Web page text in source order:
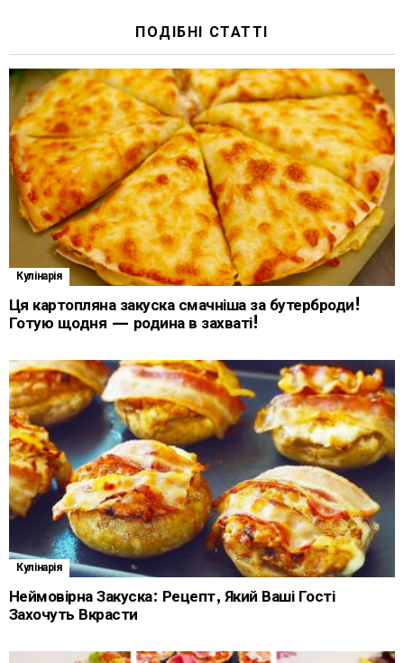
ПОДІБНІ СТАТТІ
Кулінарія
Ця картопляна закуска смачніша за бутерброди!
Готую щодня — родина в захваті!
Кулінарія
Неймовірна Закуска: Рецепт, Який Ваші Гості
Захочуть Вкрасти